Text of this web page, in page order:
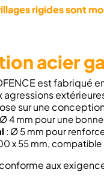
rigides sont
acier
est fabriqué
agressions
sur une
4 mm pour une
: Ø 5 mm pour
x 55 mm,
aux